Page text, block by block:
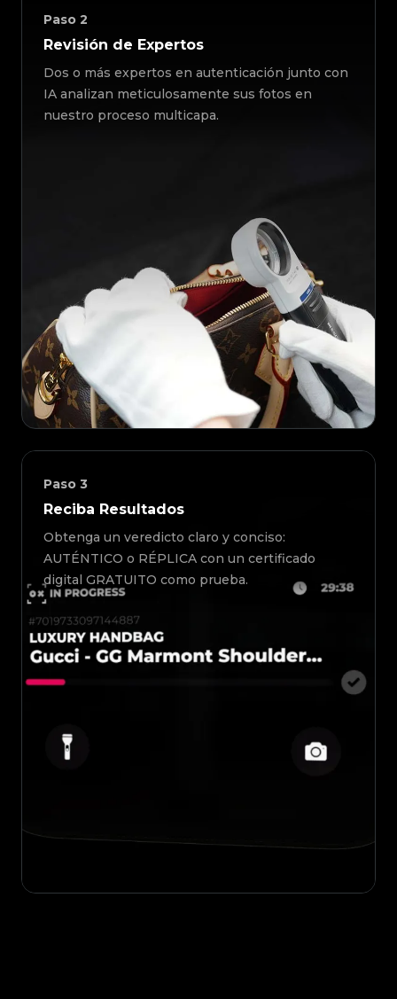
Paso 2
Revisión de Expertos
Dos o más expertos en autenticación junto con
IA analizan meticulosamente sus fotos en
nuestro proceso multicapa.
Paso 3
Reciba Resultados
Obtenga un veredicto claro y conciso:
AUTÉNTICO o RÉPLICA con un certificado
digital GRATUITO como prueba.